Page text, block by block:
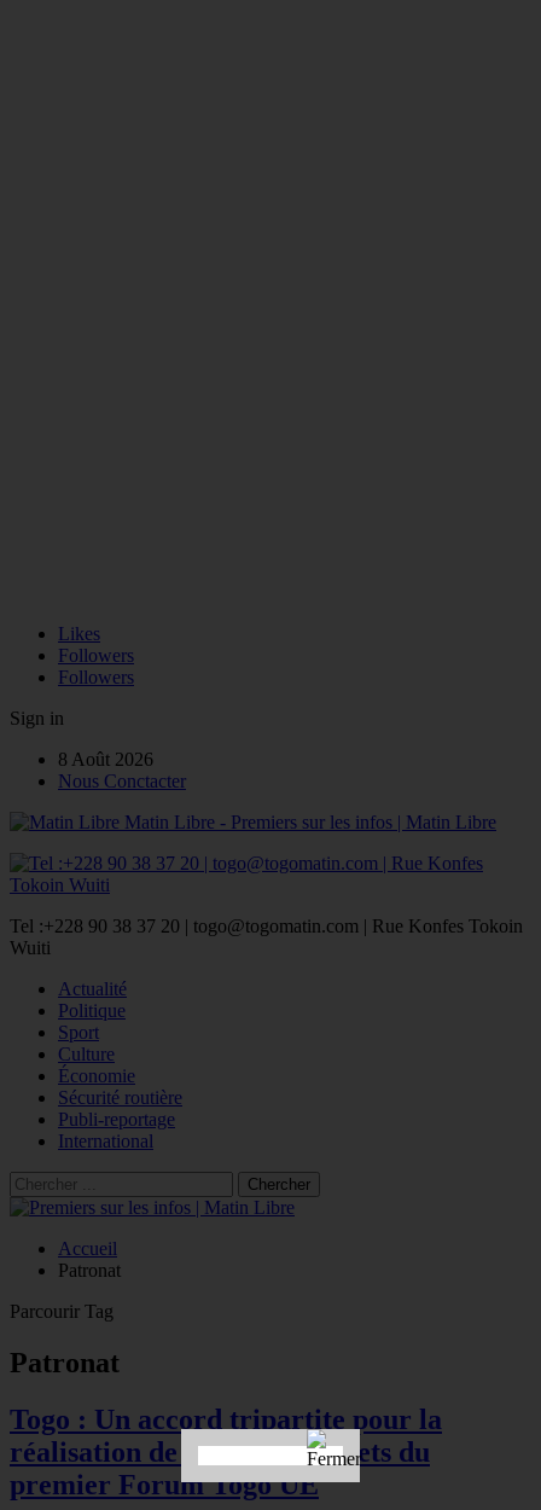
Likes
Followers
Followers
Sign in
8 Août 2026
Nous Conctacter
Matin Libre - Premiers sur les infos | Matin Libre
Tel :+228 90 38 37 20 | togo@togomatin.com | Rue Konfes Tokoin
Wuiti
Actualité
Politique
Sport
Culture
Économie
Sécurité routière
Publi-reportage
International
Accueil
Patronat
Parcourir Tag
Patronat
Togo : Un accord tripartite pour la
réalisation de plusieurs projets du
premier Forum Togo UE